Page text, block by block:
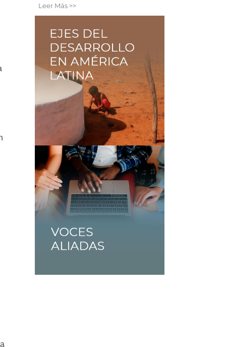
Leer Más >>